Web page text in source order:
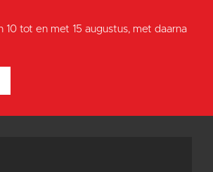
10 tot en met 15 augustus, met daarna